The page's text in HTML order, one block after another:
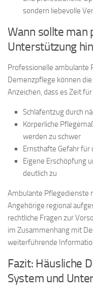
sondern liebevolle
Wann sollte man
Unterstützung
Professionelle ambulante
Demenzpflege können
Anzeichen, dass es Zeit
Schlafentzug durch
Körperliche
werden zu schwer
Ernsthafte Gefahr für
Eigene Erschöpfung
deutlich zu
Ambulante Pflegedienste
Angehörige regional
rechtliche Fragen zur
im Zusammenhang mit
weiterführende
Fazit: Häusliche
System und